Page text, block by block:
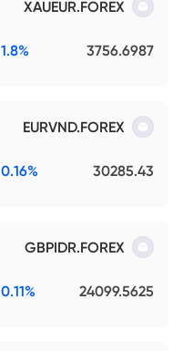
XAUEUR.FOREX
3756.6987
1.8%
EURVND.FOREX
30285.43
0.16%
GBPIDR.FOREX
24099.5625
0.11%